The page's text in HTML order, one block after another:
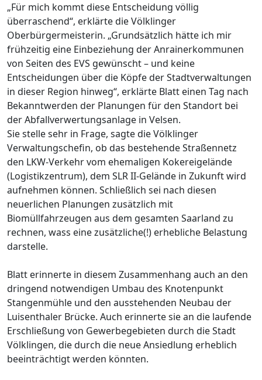
„Für mich kommt diese Entscheidung völlig
überraschend“, erklärte die Völklinger
Oberbürgermeisterin. „Grundsätzlich hätte ich mir
frühzeitig eine Einbeziehung der Anrainerkommunen
von Seiten des EVS gewünscht – und keine
Entscheidungen über die Köpfe der Stadtverwaltungen
in dieser Region hinweg“, erklärte Blatt einen Tag nach
Bekanntwerden der Planungen für den Standort bei
der Abfallverwertungsanlage in Velsen.
Sie stelle sehr in Frage, sagte die Völklinger
Verwaltungschefin, ob das bestehende Straßennetz
den LKW-Verkehr vom ehemaligen Kokereigelände
(Logistikzentrum), dem SLR II-Gelände in Zukunft wird
aufnehmen können. Schließlich sei nach diesen
neuerlichen Planungen zusätzlich mit
Biomüllfahrzeugen aus dem gesamten Saarland zu
rechnen, wass eine zusätzliche(!) erhebliche Belastung
darstelle.
Blatt erinnerte in diesem Zusammenhang auch an den
dringend notwendigen Umbau des Knotenpunkt
Stangenmühle und den ausstehenden Neubau der
Luisenthaler Brücke. Auch erinnerte sie an die laufende
Erschließung von Gewerbegebieten durch die Stadt
Völklingen, die durch die neue Ansiedlung erheblich
beeinträchtigt werden könnten.